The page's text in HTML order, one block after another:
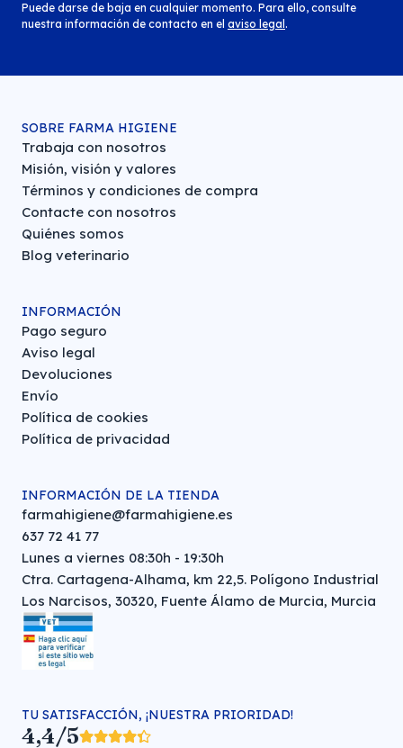
Puede darse de baja en cualquier momento. Para ello, consulte
nuestra información de contacto en el aviso legal .
SOBRE FARMA HIGIENE
Trabaja con nosotros
Misión, visión y valores
Términos y condiciones de compra
Contacte con nosotros
Quiénes somos
Blog veterinario
INFORMACIÓN
Pago seguro
Aviso legal
Devoluciones
Envío
Política de cookies
Política de privacidad
INFORMACIÓN DE LA TIENDA
farmahigiene@farmahigiene.es
637 72 41 77
Lunes a viernes 08:30h - 19:30h
Ctra. Cartagena-Alhama, km 22,5. Polígono Industrial
Los Narcisos, 30320, Fuente Álamo de Murcia, Murcia
TU SATISFACCIÓN, ¡NUESTRA PRIORIDAD!
4,4/5